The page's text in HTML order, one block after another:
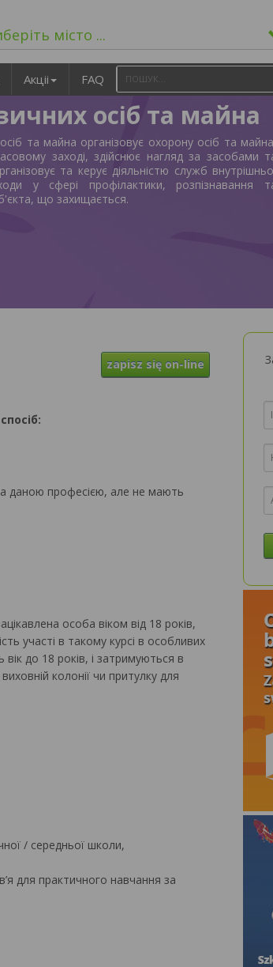
місто ...
Акціі FAQ
осіб та майна
та майна організовує охорону осіб та
заході, здійснює нагляд за засобами
та керує діяльністю служб
у сфері профілактики, розпізнавання
що захищається.
zapisz się on-line
даною професією, але не мають
особа віком від 18 років,
участі в такому курсі в особливих
до 18 років, і затримуються в
колонії чи притулку для
/ середньої школи,
для практичного навчання за